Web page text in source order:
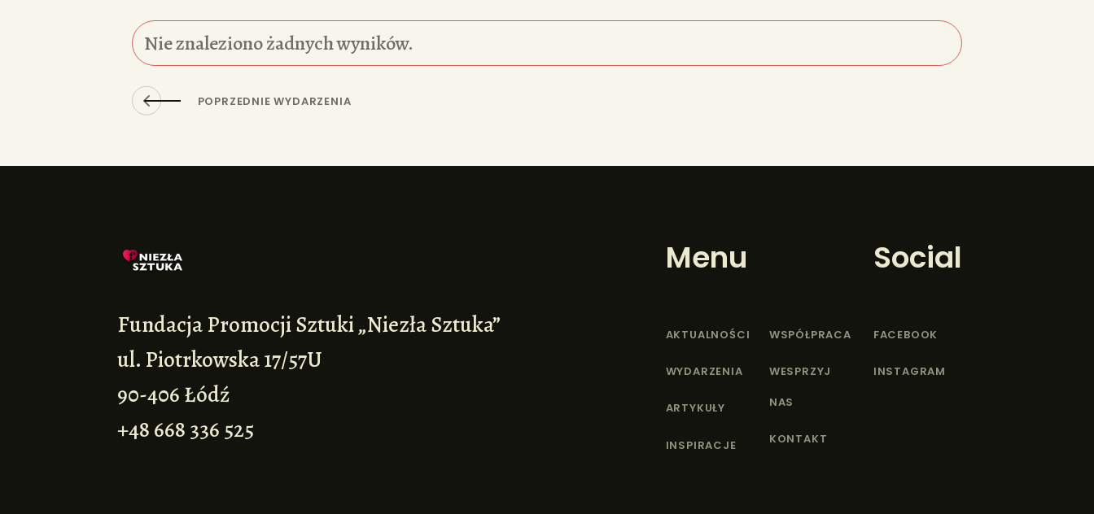
Nie znaleziono żadnych wyników.
POPRZEDNIE WYDARZENIA
Fundacja Promocji Sztuki „Niezła Sztuka”
ul. Piotrkowska 17/57U
90-406 Łódź
+48 668 336 525
Menu
AKTUALNOŚCI
WYDARZENIA
ARTYKUŁY
INSPIRACJE
WSPÓŁPRACA
WESPRZYJ
NAS
KONTAKT
Social
FACEBOOK
INSTAGRAM